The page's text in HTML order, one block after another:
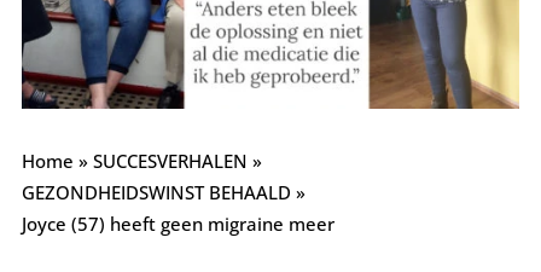
Home » SUCCESVERHALEN »
GEZONDHEIDSWINST BEHAALD »
Joyce (57) heeft geen migraine meer